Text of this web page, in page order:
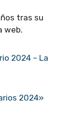
tras su
web.
2024 – La
2024»